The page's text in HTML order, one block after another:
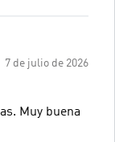
7 de julio de 2026
Muy buena